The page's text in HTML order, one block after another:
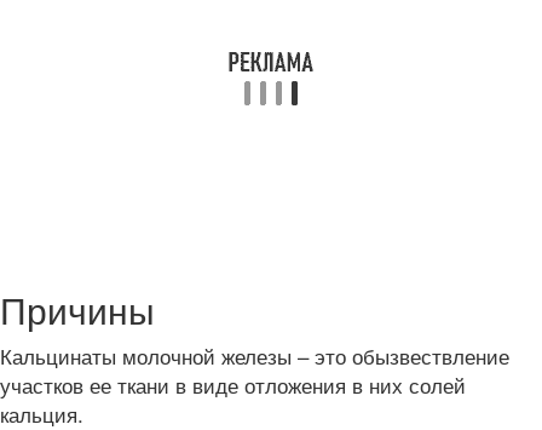
Причины
Кальцинаты молочной железы – это обызвествление
участков ее ткани в виде отложения в них солей
кальция.